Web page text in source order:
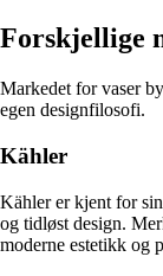
Forskjellige
Markedet for vaser
egen designfilosofi.
Kähler
Kähler er kjent for
og tidløst design.
moderne estetikk og